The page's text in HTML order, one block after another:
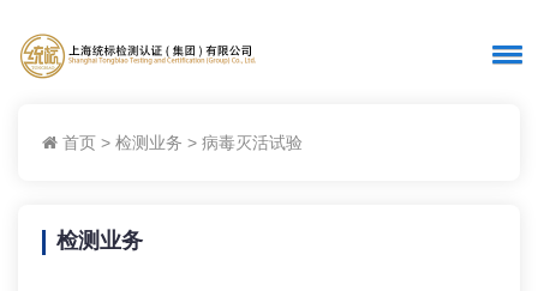
首页 > 检测业务 > 病毒灭活试验
检测业务